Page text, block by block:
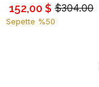
$304.00
152,00 $
Sepette %50